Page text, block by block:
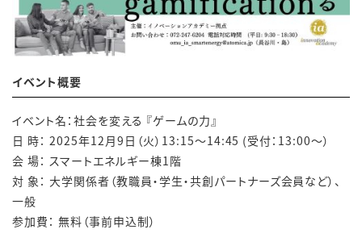
イベント概要
イベント名：社会を変える 『ゲームの力』
日 時： 2025年12月9 日（火） 13:15～14:45 (受付： 13:00〜）
会 場： スマートエネルギー棟1階
対 象： 大学関係者（教職員・学生・共創パートナーズ会員など）、
一般
参加費： 無料（事前申込制）